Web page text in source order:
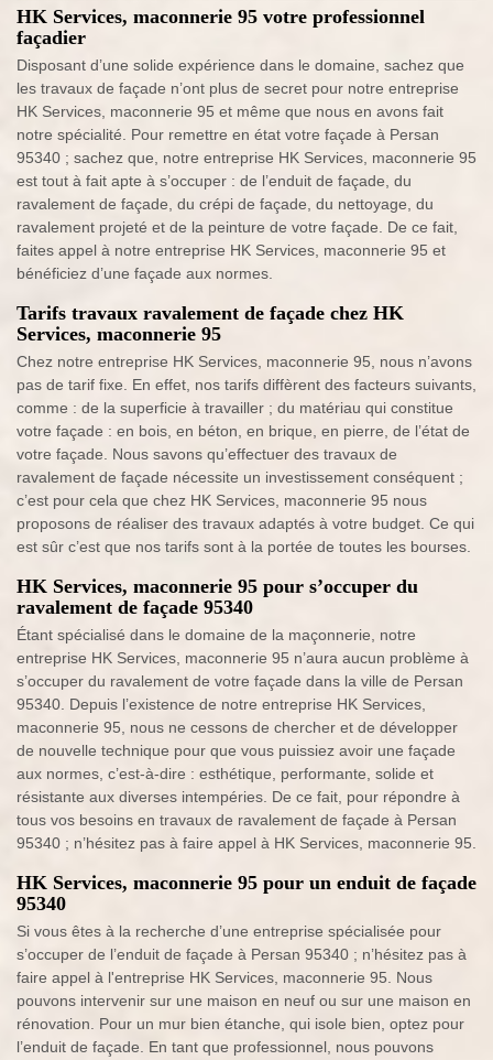
HK Services, maconnerie 95 votre professionnel
façadier
Disposant d’une solide expérience dans le domaine, sachez que
les travaux de façade n’ont plus de secret pour notre entreprise
HK Services, maconnerie 95 et même que nous en avons fait
notre spécialité. Pour remettre en état votre façade à Persan
95340 ; sachez que, notre entreprise HK Services, maconnerie 95
est tout à fait apte à s’occuper : de l’enduit de façade, du
ravalement de façade, du crépi de façade, du nettoyage, du
ravalement projeté et de la peinture de votre façade. De ce fait,
faites appel à notre entreprise HK Services, maconnerie 95 et
bénéficiez d’une façade aux normes.
Tarifs travaux ravalement de façade chez HK
Services, maconnerie 95
Chez notre entreprise HK Services, maconnerie 95, nous n’avons
pas de tarif fixe. En effet, nos tarifs diffèrent des facteurs suivants,
comme : de la superficie à travailler ; du matériau qui constitue
votre façade : en bois, en béton, en brique, en pierre, de l’état de
votre façade. Nous savons qu’effectuer des travaux de
ravalement de façade nécessite un investissement conséquent ;
c’est pour cela que chez HK Services, maconnerie 95 nous
proposons de réaliser des travaux adaptés à votre budget. Ce qui
est sûr c’est que nos tarifs sont à la portée de toutes les bourses.
HK Services, maconnerie 95 pour s’occuper du
ravalement de façade 95340
Étant spécialisé dans le domaine de la maçonnerie, notre
entreprise HK Services, maconnerie 95 n’aura aucun problème à
s’occuper du ravalement de votre façade dans la ville de Persan
95340. Depuis l’existence de notre entreprise HK Services,
maconnerie 95, nous ne cessons de chercher et de développer
de nouvelle technique pour que vous puissiez avoir une façade
aux normes, c’est-à-dire : esthétique, performante, solide et
résistante aux diverses intempéries. De ce fait, pour répondre à
tous vos besoins en travaux de ravalement de façade à Persan
95340 ; n’hésitez pas à faire appel à HK Services, maconnerie 95.
HK Services, maconnerie 95 pour un enduit de façade
95340
Si vous êtes à la recherche d’une entreprise spécialisée pour
s’occuper de l’enduit de façade à Persan 95340 ; n’hésitez pas à
faire appel à l'entreprise HK Services, maconnerie 95. Nous
pouvons intervenir sur une maison en neuf ou sur une maison en
rénovation. Pour un mur bien étanche, qui isole bien, optez pour
l’enduit de façade. En tant que professionnel, nous pouvons